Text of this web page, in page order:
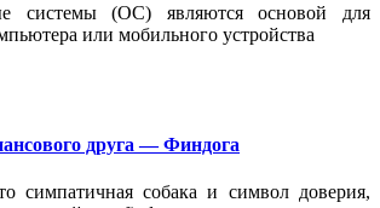
системы (ОС) являются основой для
или мобильного устройства
друга — Финдога
симпатичная собака и символ доверия,